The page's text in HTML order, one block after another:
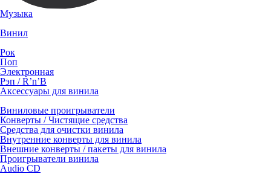
Музыка
Винил
Рок
Поп
Электронная
Рэп / R’n’B
Аксессуары для винила
Виниловые проигрыватели
Конверты / Чистящие средства
Средства для очистки винила
Внутренние конверты для винила
Внешние конверты / пакеты для винила
Проигрыватели винила
Audio CD